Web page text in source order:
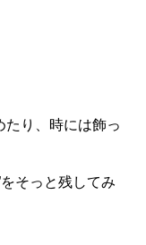
たり、時には飾っ
そっと残してみ